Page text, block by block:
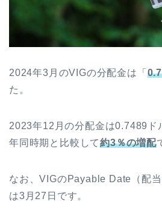
2024年3月のVIGの分配金は「
た。
2023年12月の分配金は0.7489ド
年同時期と比較して約3％の増配
なお、VIGのPayable Date（配当
は3月27日です。